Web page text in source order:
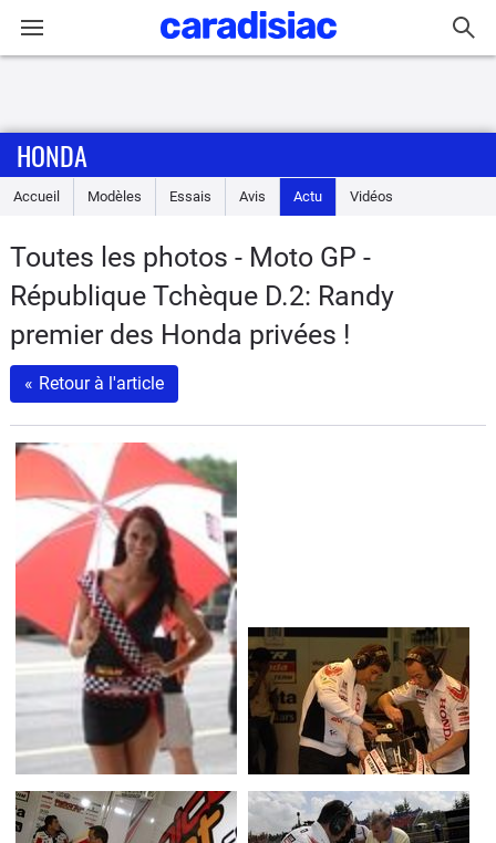
Accueil
Essais
Equipement
Avis
Forum
Scooters
125
Marques
Services
Auto
HONDA
Accueil Modèles Essais Avis Actu Vidéos
Toutes les photos - Moto GP -
République Tchèque D.2: Randy
premier des Honda privées !
« Retour à l'article